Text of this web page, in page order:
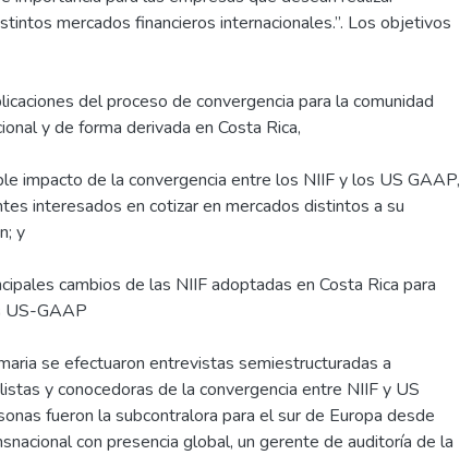
mercados financieros internacionales.”. Los objetivos
del proceso de convergencia para la comunidad
y de forma derivada en Costa Rica,
impacto de la convergencia entre los NIIF y los US GAAP,
interesados en cotizar en mercados distintos a su
y
cambios de las NIIF adoptadas en Costa Rica para
US-GAAP
se efectuaron entrevistas semiestructuradas a
y conocedoras de la convergencia entre NIIF y US
fueron la subcontralora para el sur de Europa desde
con presencia global, un gerente de auditoría de la